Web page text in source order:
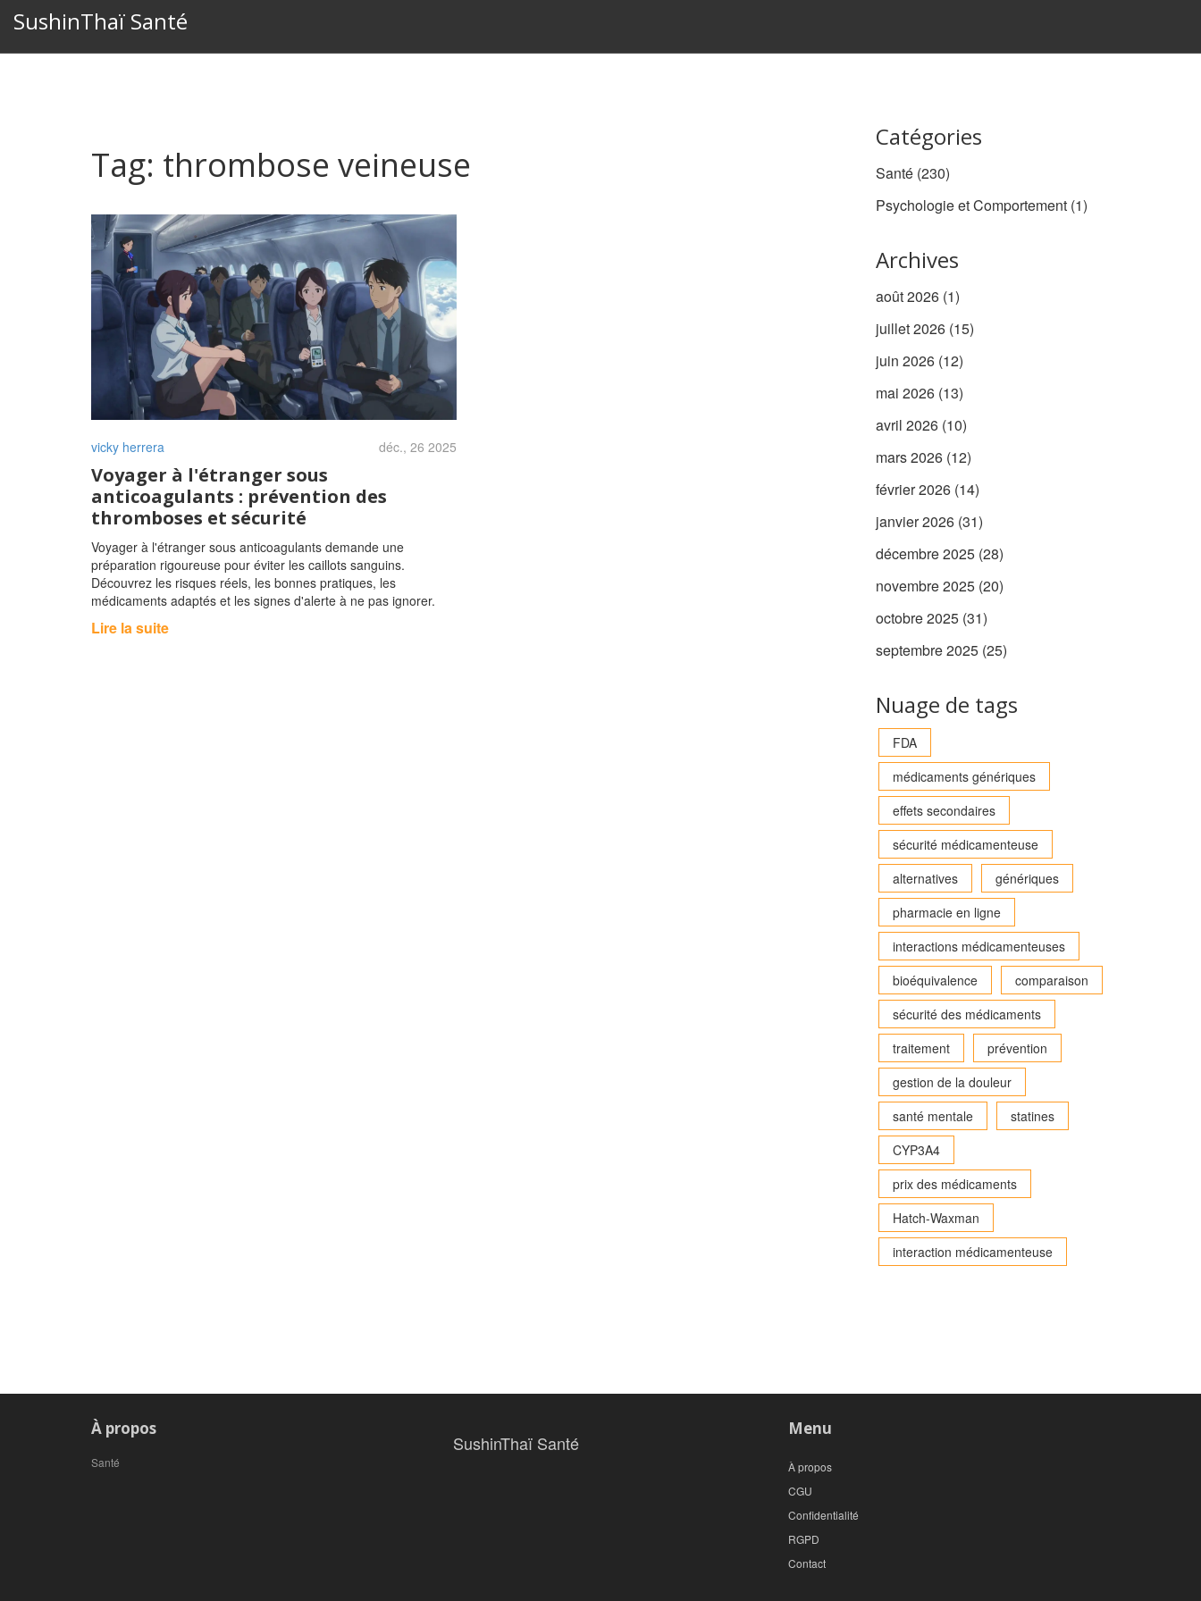
SushinThaï Santé
Tag: thrombose veineuse
vicky herrera déc., 26 2025
Voyager à l'étranger sous
anticoagulants : prévention des
thromboses et sécurité
Voyager à l'étranger sous anticoagulants demande une
préparation rigoureuse pour éviter les caillots sanguins.
Découvrez les risques réels, les bonnes pratiques, les
médicaments adaptés et les signes d'alerte à ne pas ignorer.
Lire la suite
Catégories
Santé (230)
Psychologie et Comportement (1)
Archives
août 2026 (1)
juillet 2026 (15)
juin 2026 (12)
mai 2026 (13)
avril 2026 (10)
mars 2026 (12)
février 2026 (14)
janvier 2026 (31)
décembre 2025 (28)
novembre 2025 (20)
octobre 2025 (31)
septembre 2025 (25)
Nuage de tags
FDA
médicaments génériques
effets secondaires
sécurité médicamenteuse
alternatives
génériques
pharmacie en ligne
interactions médicamenteuses
bioéquivalence
comparaison
sécurité des médicaments
traitement
prévention
gestion de la douleur
santé mentale
statines
CYP3A4
prix des médicaments
Hatch-Waxman
interaction médicamenteuse
À propos
Santé
SushinThaï Santé
Menu
À propos
CGU
Confidentialité
RGPD
Contact